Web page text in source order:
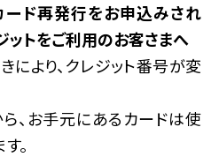
ド再発行をお申込みされ
ットをご利用のお客さまへ
により、クレジット番号が変
、お手元にあるカードは使
。